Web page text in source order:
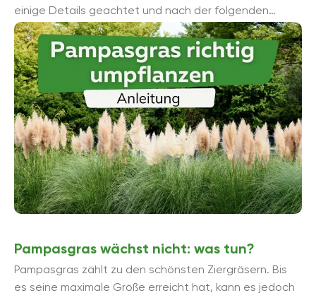
einige Details geachtet und nach der folgenden
Schritt-für-Schritt-Anleitung vorgegangen wird.
Pampasgras wächst nicht: was tun?
Pampasgras zählt zu den schönsten Ziergräsern. Bis
es seine maximale Größe erreicht hat, kann es jedoch